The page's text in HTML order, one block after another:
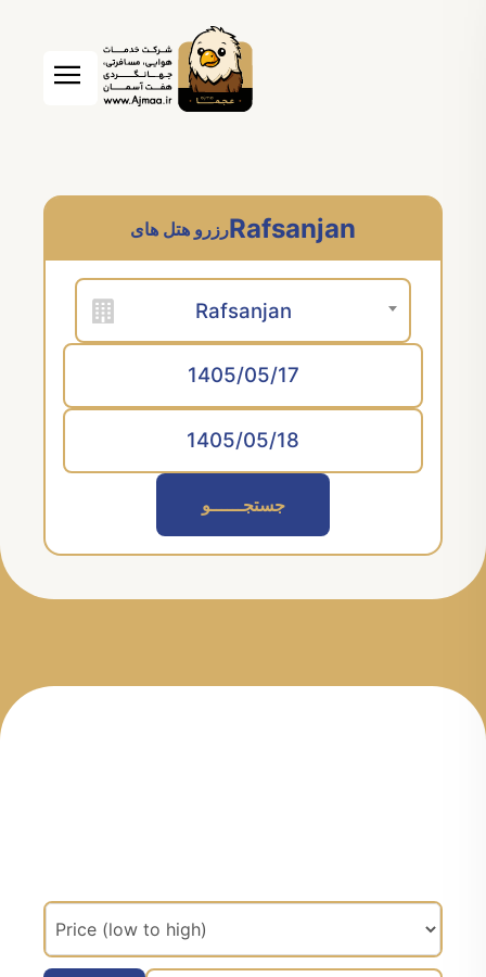
Rafsanjanرزرو هتل های
Rafsanjan
جستجــــــو